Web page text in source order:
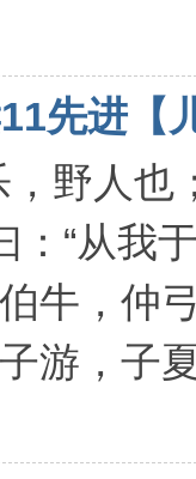
先进【
，野人
：“从我
牛，仲
游，子